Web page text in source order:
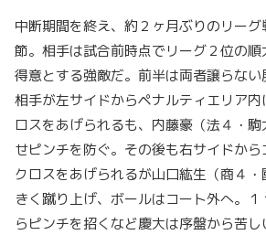
中断期間を終え、約２ヶ月ぶりのリーグ
節。相手は試合前時点でリーグ２位の順
得意とする強敵だ。前半は両者譲らない
相手が左サイドからペナルティエリア
ロスをあげられるも、内藤豪（法４・
せピンチを防ぐ。その後も右サイドか
クロスをあげられるが山口紘生（商４
きく蹴り上げ、ボールはコート外へ。
らピンチを招くなど慶大は序盤から苦し